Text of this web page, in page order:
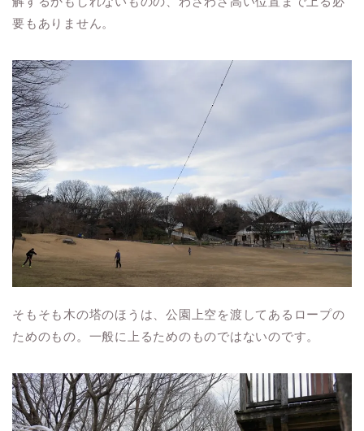
要もありません。
そもそも木の塔のほうは、公園上空を渡してあるロープの
ためのもの。一般に上るためのものではないのです。